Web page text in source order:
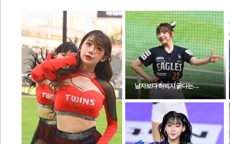
인 남자보다 허벅지 굵다는…